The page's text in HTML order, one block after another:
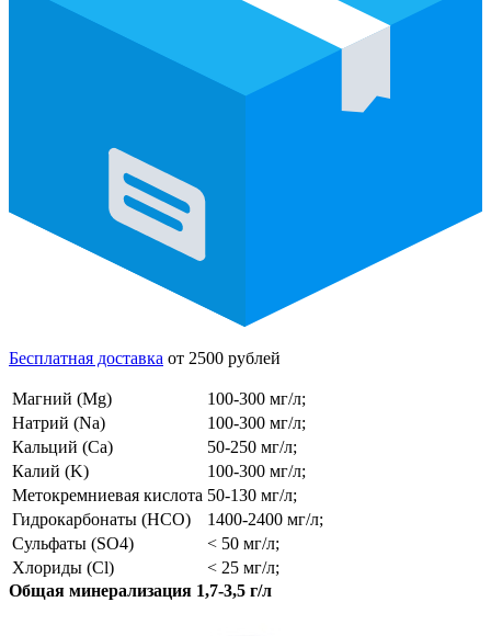
Бесплатная доставка от 2500 рублей
Магний (Mg)
100-300 мг/л;
Натрий (Na)
100-300 мг/л;
Кальций (Ca)
50-250 мг/л;
Калий (K)
100-300 мг/л;
Метокремниевая кислота 50-130 мг/л;
Гидрокарбонаты (HCO)
1400-2400 мг/л;
Сульфаты (SO4)
< 50 мг/л;
Хлориды (Cl)
< 25 мг/л;
Общая минерализация 1,7-3,5 г/л